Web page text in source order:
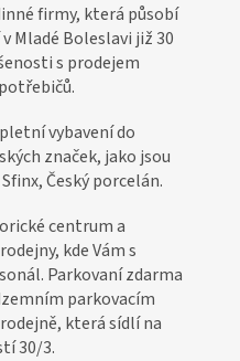
firmy, která působí
Mladé Boleslavi již 30
s prodejem
vybavení do
značek, jako jsou
Český porcelán.
centrum a
kde Vám s
Parkovaní zdarma
parkovacím
která sídlí na
30/3.